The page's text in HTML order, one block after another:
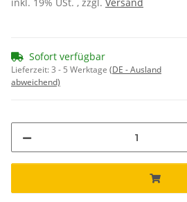
Sofort verfügbar
Lieferzeit:3 - 5 Werktage (DE - Ausland
abweichend)